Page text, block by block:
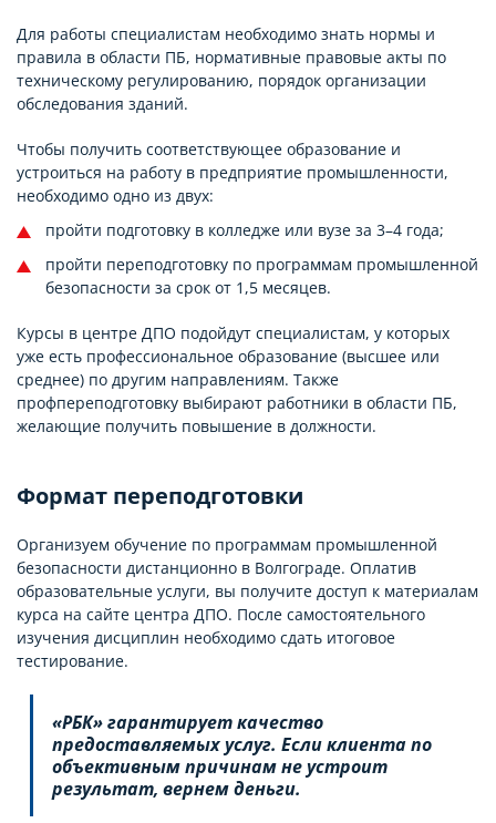
Для работы специалистам необходимо знать нормы и
правила в области ПБ, нормативные правовые акты по
техническому регулированию, порядок организации
обследования зданий.
Чтобы получить соответствующее образование и
устроиться на работу в предприятие промышленности,
необходимо одно из двух:
пройти подготовку в колледже или вузе за 3–4 года;
пройти переподготовку по программам промышленной
безопасности за срок от 1,5 месяцев.
Курсы в центре ДПО подойдут специалистам, у которых
уже есть профессиональное образование (высшее или
среднее) по другим направлениям. Также
профпереподготовку выбирают работники в области ПБ,
желающие получить повышение в должности.
Формат переподготовки
Организуем обучение по программам промышленной
безопасности дистанционно в Волгограде. Оплатив
образовательные услуги, вы получите доступ к материалам
курса на сайте центра ДПО. После самостоятельного
изучения дисциплин необходимо сдать итоговое
тестирование.
«РБК» гарантирует качество
предоставляемых услуг. Если клиента по
объективным причинам не устроит
результат, вернем деньги.